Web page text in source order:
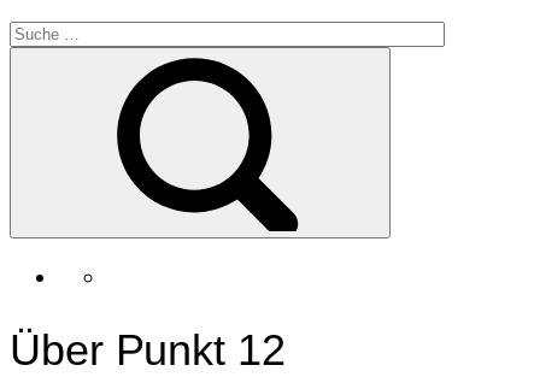
Über Punkt 12